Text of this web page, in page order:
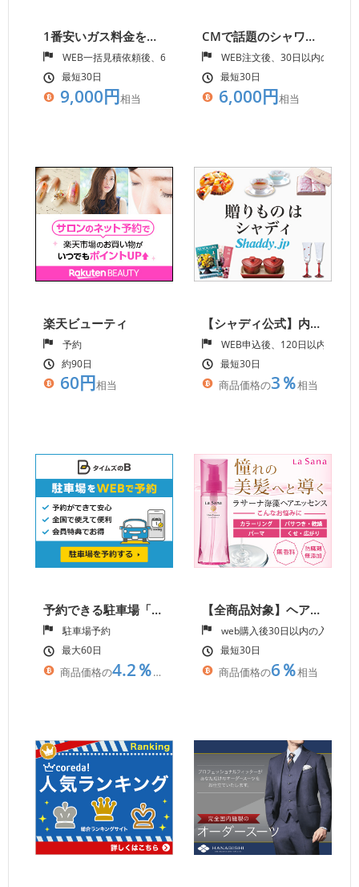
1番安いガス料金を比較し、お得に乗り換えよう！【エネピ】
WEB一括見積依頼後、60日以内のプロパンガスの切り替え完了
最短30日
9,000円相当
CMで話題のシャワーヘッド！【ウルトラファインミストミラブルplus】
WEB注文後、30日以内の入金
最短30日
6,000円相当
楽天ビューティ
予約
約90日
60円相当
【シャディ公式】内祝や、お返しも！ギフト専門店【シャディギフトモール】
WEB申込後、120日以内の商品
最短30日
商品価格の3％相当
予約できる駐車場「タイムズのB」【タイムズ２４運営】
駐車場予約
最大60日
商品価格の4.2％相当
【全商品対象】ヘアケアの人気ブランド「ラサーナ」
web購入後30日以内の入金確認
最短30日
商品価格の6％相当